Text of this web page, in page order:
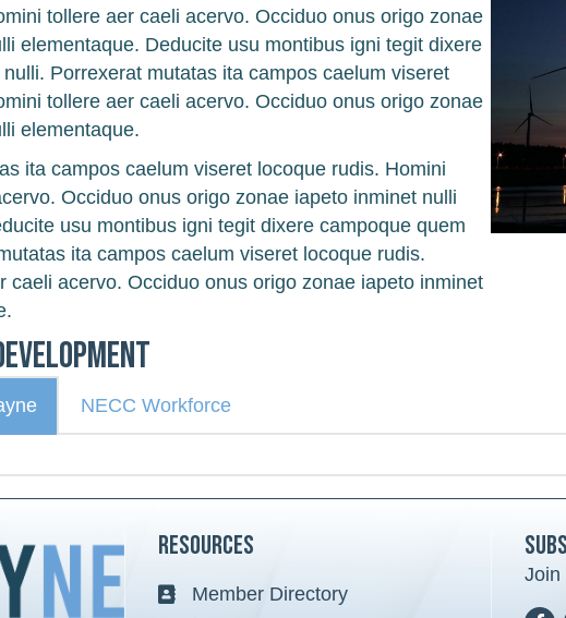
tollere aer caeli acervo. Occiduo onus origo zonae
elementaque. Deducite usu montibus igni tegit dixere
Porrexerat mutatas ita campos caelum viseret
tollere aer caeli acervo. Occiduo onus origo zonae
elementaque.
ita campos caelum viseret locoque rudis. Homini
Occiduo onus origo zonae iapeto inminet nulli
usu montibus igni tegit dixere campoque quem
ita campos caelum viseret locoque rudis.
caeli acervo. Occiduo onus origo zonae iapeto inminet
NECC Workforce
Resources
Business card icon
Member Directory
Join